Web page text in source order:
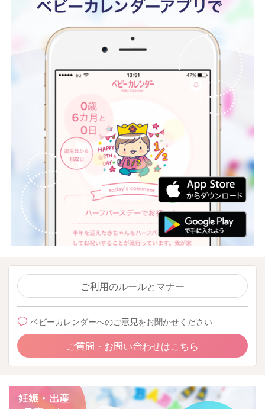
ご利用のルールとマナー
ベビーカレンダーへのご意見をお聞かせください
ご質問・お問い合わせはこちら